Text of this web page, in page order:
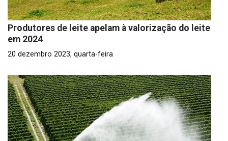
Produtores de leite apelam à valorização do leite
em 2024
20 dezembro 2023, quarta-feira